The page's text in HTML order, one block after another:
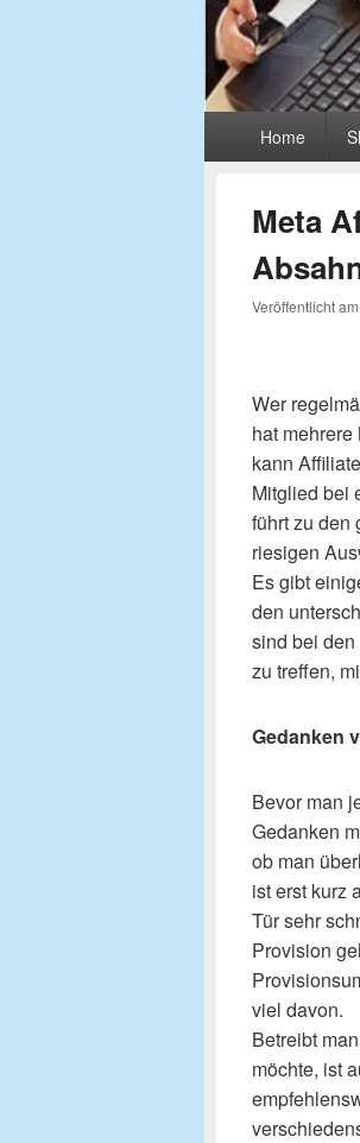
PrimäresHome
Meta
Veröffentlicht am
Wer
hat
kann
Mitglied bei
führt zu den
riesigen
Es gibt
den
sind bei
zu treffen,
Gedanken
Bevor man
Gedanken
ob man
ist erst kurz
Tür sehr
Provision
viel davon.
Betreibt
möchte, ist